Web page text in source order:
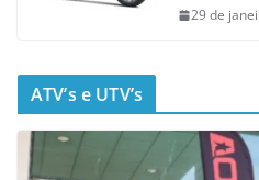
29 de
ATV’s e UTV’s